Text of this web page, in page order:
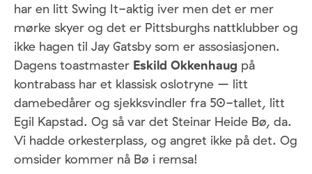
har en litt Swing It-aktig iver men det er mer
mørke skyer og det er Pittsburghs nattklubber og
ikke hagen til Jay Gatsby som er assosiasjonen.
Dagens toastmaster Eskild Okkenhaug på
kontrabass har et klassisk oslotryne – litt
damebedårer og sjekksvindler fra 50-tallet, litt
Egil Kapstad. Og så var det Steinar Heide Bø, da.
Vi hadde orkesterplass, og angret ikke på det. Og
omsider kommer nå Bø i remsa!